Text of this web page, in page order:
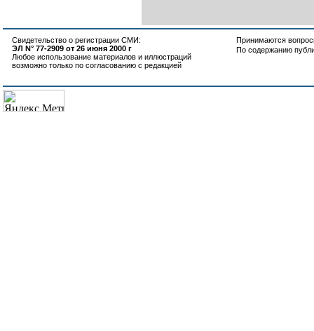
Свидетельство о регистрации СМИ:
ЭЛ N° 77-2909 от 26 июня 2000 г
Любое использование материалов и иллюстраций
возможно только по согласованию с редакцией
Принимаются
По содержанию